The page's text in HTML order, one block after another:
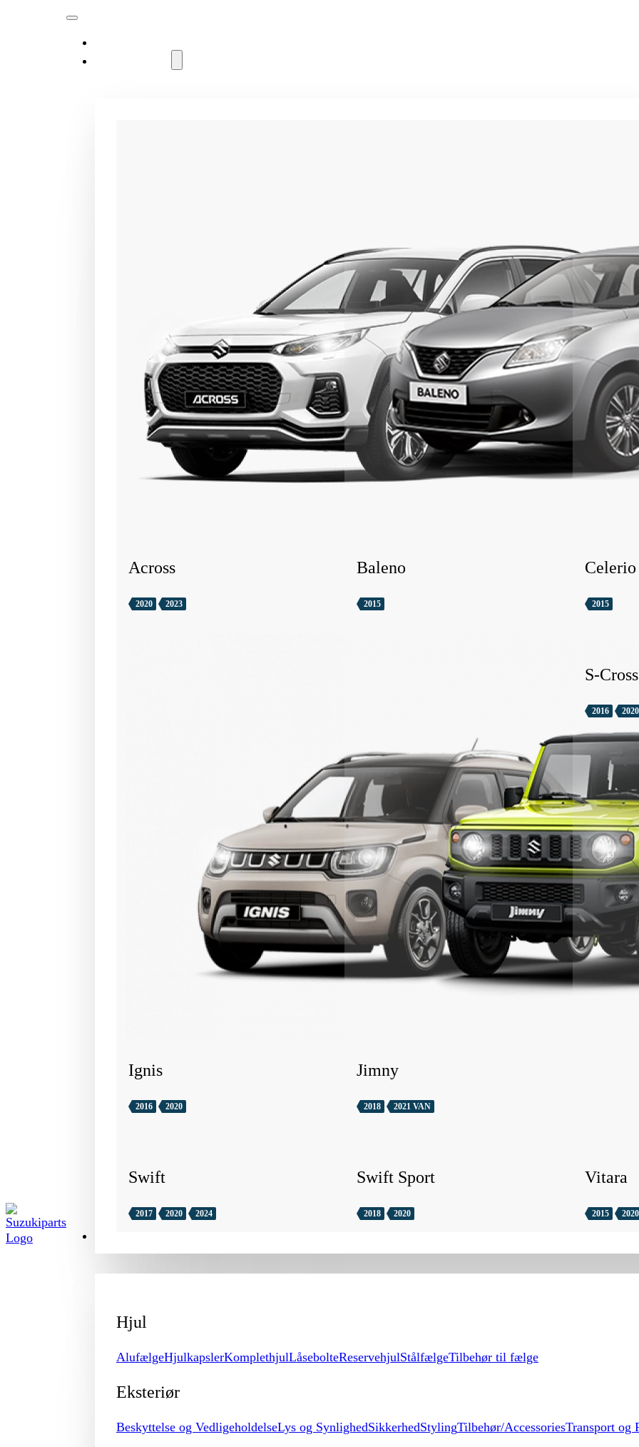
Across
2020 2023
Baleno
2015
Celerio
2015
Ignis
2016 2020
Jimny
2018 2021 VAN
S-Cross
2016 2020
Swift
2017 2020 2024
Swift Sport
2018 2020
Vitara
2015 2020
Hjul
AlufælgeHjulkapslerKomplethjulLåsebolteReservehjulStålfælgeTilbehør til fælge
Eksteriør
Beskyttelse og VedligeholdelseLys og SynlighedSikkerhedStylingTilbehør/AccessoriesTransport og